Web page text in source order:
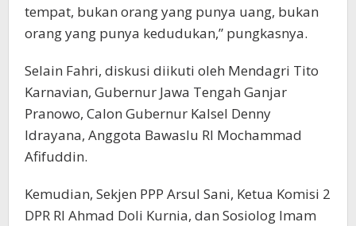
tempat, bukan orang yang punya uang, bukan
orang yang punya kedudukan,” pungkasnya.
Selain Fahri, diskusi diikuti oleh Mendagri Tito
Karnavian, Gubernur Jawa Tengah Ganjar
Pranowo, Calon Gubernur Kalsel Denny
Idrayana, Anggota Bawaslu RI Mochammad
Afifuddin.
Kemudian, Sekjen PPP Arsul Sani, Ketua Komisi 2
DPR RI Ahmad Doli Kurnia, dan Sosiolog Imam